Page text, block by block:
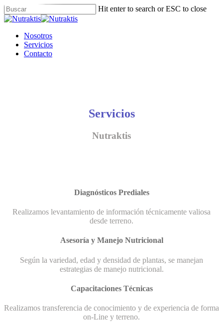
Skip
to
content
Hit enter to search or ESC to close
Close
Menu
Nosotros
Servicios
Contacto
Servicios
Nutraktis
Diagnósticos Prediales
Realizamos levantamiento de información técnicamente valiosa
desde terreno.
Asesoría y Manejo Nutricional
Según la variedad, edad y densidad de plantas, se manejan
estrategias de manejo nutricional.
Capacitaciones Técnicas
Realizamos transferencia de conocimiento y de experiencia de forma
on-Line y terreno.